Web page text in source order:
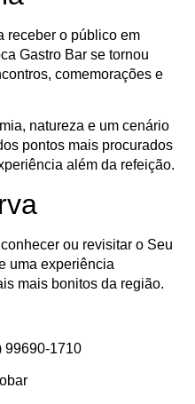
receber o público em
Gastro Bar se tornou
comemorações e
natureza e um cenário
pontos mais procurados
além da refeição.
ou revisitar o Seu
uma experiência
mais bonitos da região.
99690-1710